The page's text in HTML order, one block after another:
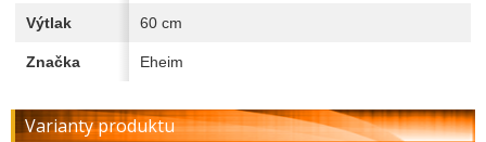
Výtlak 60 cm
Značka Eheim
Varianty produktu